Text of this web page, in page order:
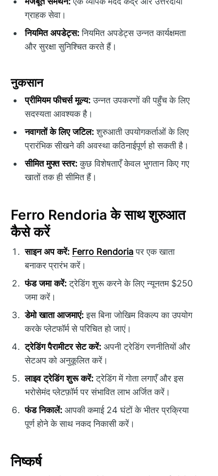
ग्राहक सेवा।
नियमित अपडेट्स:नियमित अपडेट्स उन्नत कार्यक्षमता
और सुरक्षा सुनिश्चित करते हैं।
नुकसान
प्रीमियम फीचर्स मूल्य:उन्नत उपकरणों की पहुँच के लिए
सदस्यता आवश्यक है।
नवागतों के लिए जटिल:शुरुआती उपयोगकर्ताओं के लिए
प्रारंभिक सीखने की अवस्था कठिनाईपूर्ण हो सकती है।
सीमित मुफ्त स्तर:कुछ विशेषताएँ केवल भुगतान किए गए
खातों तक ही सीमित हैं।
Ferro Rendoria के साथ शुरुआत
कैसे करें
साइन अप करें: Ferro Rendoriaपर एक खाता
बनाकर प्रारंभ करें।
फंड जमा करें:ट्रेडिंग शुरू करने के लिए न्यूनतम $250
जमा करें।
डेमो खाता आजमाएं:इस बिना जोखिम विकल्प का उपयोग
करके प्लेटफॉर्म से परिचित हो जाएं।
ट्रेडिंग पैरामीटर सेट करें: अपनी ट्रेडिंग रणनीतियों और
सेटअप को अनुकूलित करें।
लाइव ट्रेडिंग शुरू करें:ट्रेडिंग में गोता लगाएँ और इस
भरोसेमंद प्लेटफ़ॉर्म पर संभावित लाभ अर्जित करें।
फंड निकालें: आपकी कमाई 24 घंटों के भीतर प्रक्रिया
पूर्ण होने के साथ नकद निकासी करें।
निष्कर्ष